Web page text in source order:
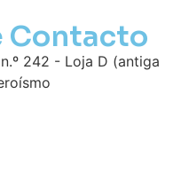
Contacto
242 - Loja D (antiga
da Silveira
de imediato